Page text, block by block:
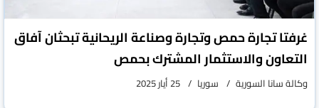
غرفتا تجارة حمص وتجارة وصناعة الريحانية تبحثان آفاق
التعاون والاستثمار المشترك بحمص
وكالة سانا السورية سوريا 25 أيار 2025